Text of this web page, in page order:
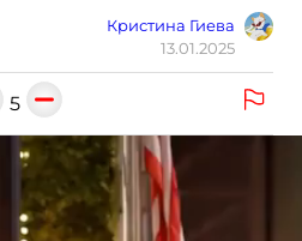
Кристина Гиева
13.01.2025
5